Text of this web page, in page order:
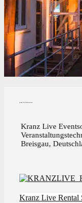
Kranz Live
Breisgau,
Kranz Live Rental